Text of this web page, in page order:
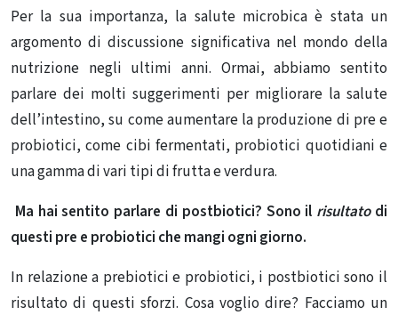
Per la sua importanza, la salute microbica è stata un
argomento di discussione significativa nel mondo della
nutrizione negli ultimi anni. Ormai, abbiamo sentito
parlare dei molti suggerimenti per migliorare la salute
dell’intestino, su come aumentare la produzione di pre e
probiotici, come cibi fermentati, probiotici quotidiani e
una gamma di vari tipi di frutta e verdura.
Ma hai sentito parlare di postbiotici? Sono il risultatodi
questi pre e probiotici che mangi ogni giorno.
In relazione a prebiotici e probiotici, i postbiotici sono il
risultato di questi sforzi. Cosa voglio dire? Facciamo un